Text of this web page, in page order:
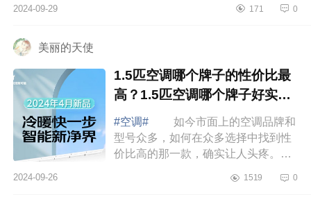
样？华凌超省电和美的酷省电哪个
2024-09-29 171 0
美丽的天使
1.5匹空调哪个牌子的性价比最
高？1.5匹空调哪个牌子好实惠
又耐用
#空调#
如今市面上的空调品牌和
型号众多，如何在众多选择中找到性
价比高的那一款，确实让人头疼。不
方面各有千秋，下面小编为大家介绍
2024-09-26 1519 0